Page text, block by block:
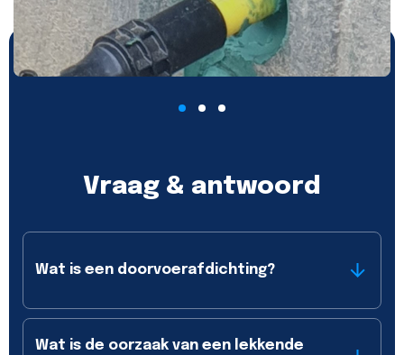
Vraag & antwoord
Wat is een doorvoerafdichting?
Wat is de oorzaak van een lekkende